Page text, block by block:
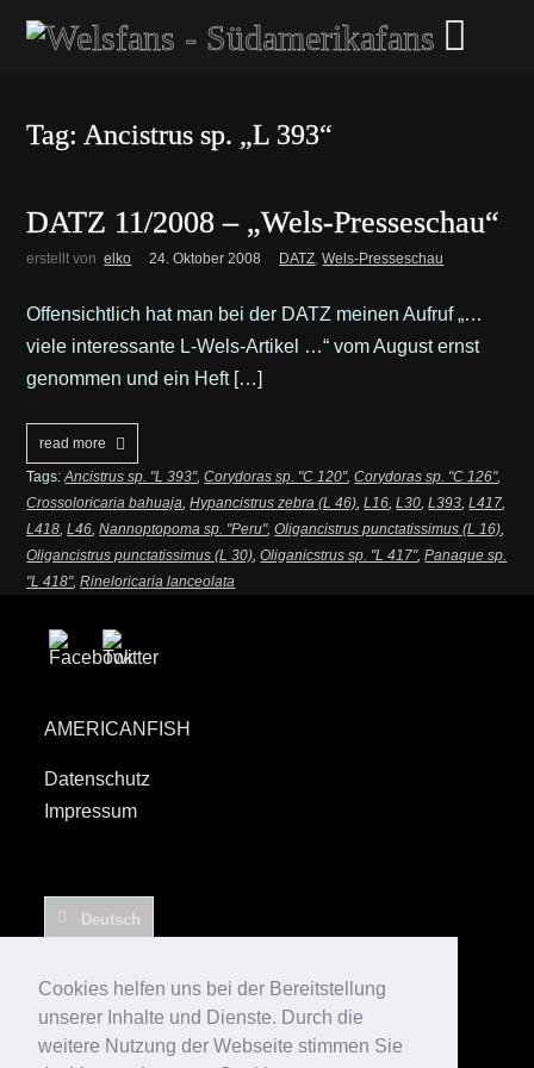
Cookies helfen uns bei der Bereitstellung
unserer Inhalte und Dienste. Durch die
weitere Nutzung der Webseite stimmen Sie
Tag: Ancistrus sp. „L 393“
DATZ 11/2008 – „Wels-Presseschau“
erstellt von elko 24. Oktober 2008 DATZ,Wels-Presseschau
Offensichtlich hat man bei der DATZ meinen Aufruf „…
viele interessante L-Wels-Artikel …“ vom August ernst
genommen und ein Heft […]
read more
Tags:Ancistrus sp. "L 393",Corydoras sp. "C 120",Corydoras sp. "C 126",
Crossoloricaria bahuaja,Hypancistrus zebra (L 46),L16,L30,L393,L417,
L418,L46,Nannoptopoma sp. "Peru",Oligancistrus punctatissimus (L 16),
Oligancistrus punctatissimus (L 30),Oliganicstrus sp. "L 417",Panaque sp.
"L 418",Rineloricaria lanceolata
AMERICANFISH
Datenschutz
Impressum
Deutsch
Español